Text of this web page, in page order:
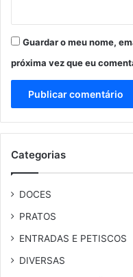
Guardar o meu nome,
próxima vez que eu
Categorias
DOCES
PRATOS
ENTRADAS E PETISCOS
DIVERSAS